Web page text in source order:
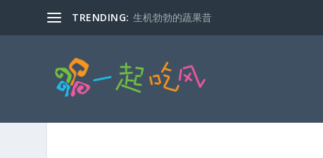
TRENDING: 生机勃勃的蔬果昔